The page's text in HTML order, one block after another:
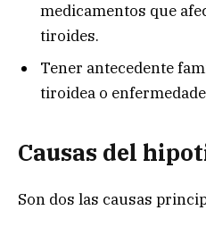
medicamentos que
tiroides.
Tener antecedente
tiroidea o
Causas del
Son dos las causas